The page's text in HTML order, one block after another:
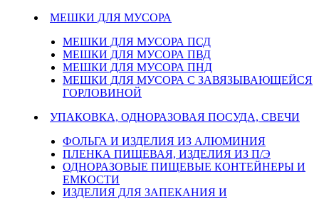
МЕШКИ ДЛЯ МУСОРА
МЕШКИ ДЛЯ МУСОРА ПСД
МЕШКИ ДЛЯ МУСОРА ПВД
МЕШКИ ДЛЯ МУСОРА ПНД
МЕШКИ ДЛЯ МУСОРА С ЗАВЯЗЫВАЮЩЕЙСЯ
ГОРЛОВИНОЙ
УПАКОВКА, ОДНОРАЗОВАЯ ПОСУДА, СВЕЧИ
ФОЛЬГА И ИЗДЕЛИЯ ИЗ АЛЮМИНИЯ
ПЛЕНКА ПИЩЕВАЯ, ИЗДЕЛИЯ ИЗ П/Э
ОДНОРАЗОВЫЕ ПИЩЕВЫЕ КОНТЕЙНЕРЫ И
ЕМКОСТИ
ИЗДЕЛИЯ ДЛЯ ЗАПЕКАНИЯ И